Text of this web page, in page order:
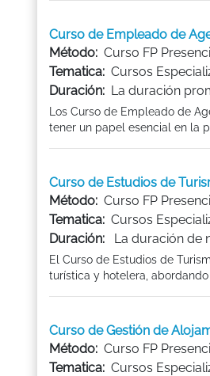
Curso de Empleado de
Método: Curso FP
Tematica: Cursos
Duración: La duración
Los Curso de Empleado de
tener un papel esencial en la
Curso de Estudios de
Método: Curso FP
Tematica: Cursos
Duración:
La duración de
El Curso de Estudios de
turística y hotelera,
Curso de Gestión de
Método: Curso FP
Tematica: Cursos